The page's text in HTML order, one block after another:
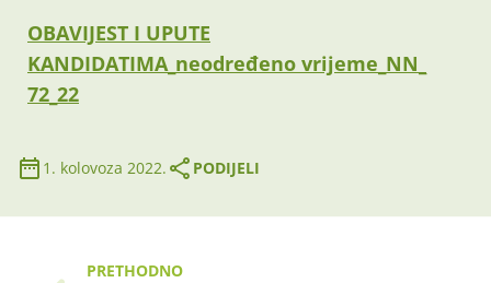
OBAVIJEST I UPUTE
KANDIDATIMA_neodređeno vrijeme_NN_
72_22
1. kolovoza 2022. PODIJELI
PRETHODNO